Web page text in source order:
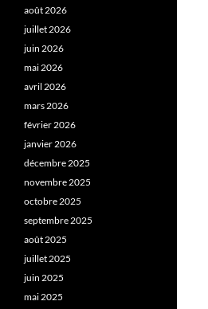
août 2026
juillet 2026
juin 2026
mai 2026
avril 2026
mars 2026
février 2026
janvier 2026
décembre 2025
novembre 2025
octobre 2025
septembre 2025
août 2025
juillet 2025
juin 2025
mai 2025